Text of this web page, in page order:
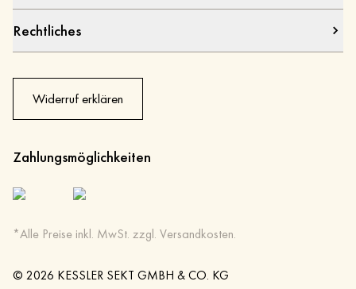
Rechtliches
Widerruf erklären
Zahlungsmöglichkeiten
*Alle Preise inkl. MwSt. zzgl. Versandkosten.
© 2026 KESSLER SEKT GMBH & CO. KG